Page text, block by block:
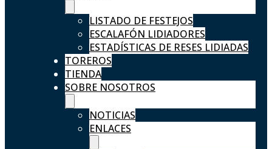
LISTADO DE FESTEJOS
ESCALAFÓN LIDIADORES
ESTADÍSTICAS DE RESES LIDIADAS
TOREROS
TIENDA
SOBRE NOSOTROS
NOTICIAS
ENLACES